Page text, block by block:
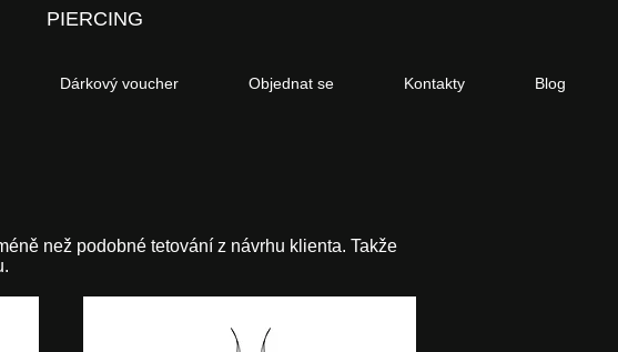
PIERCING
Dárkový voucher Objednat se Kontakty Blog
než podobné tetování z návrhu klienta. Takže